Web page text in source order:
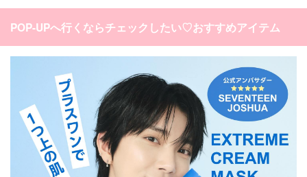
POP-UPへ行くならチェックしたい♡おすすめアイテム